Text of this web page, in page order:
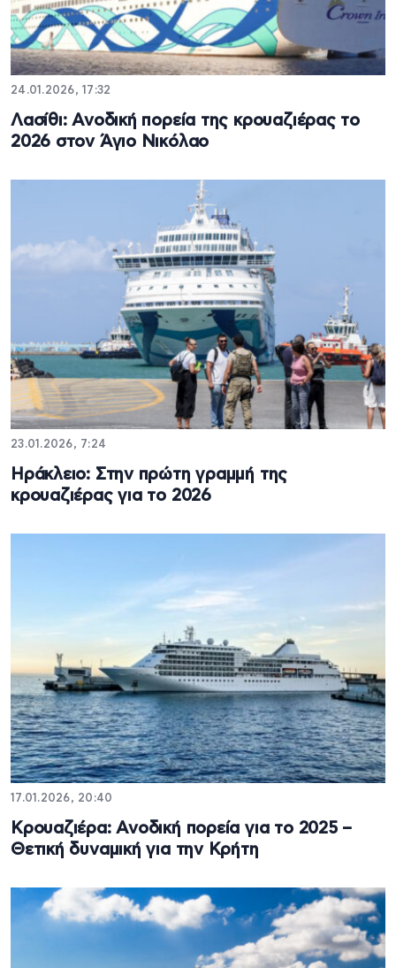
24.01.2026, 17:32
Λασίθι: Ανοδική πορεία της κρουαζιέρας το
2026 στον Άγιο Νικόλαο
23.01.2026, 7:24
Ηράκλειο: Στην πρώτη γραμμή της
κρουαζιέρας για το 2026
17.01.2026, 20:40
Κρουαζιέρα: Ανοδική πορεία για το 2025 –
Θετική δυναμική για την Κρήτη